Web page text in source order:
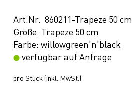
Art.Nr. 860211-Trapeze 50 cm
Größe: Trapeze 50 cm
Farbe: willowgreen'n'black
verfügbar auf Anfrage
pro Stück (inkl. MwSt.)